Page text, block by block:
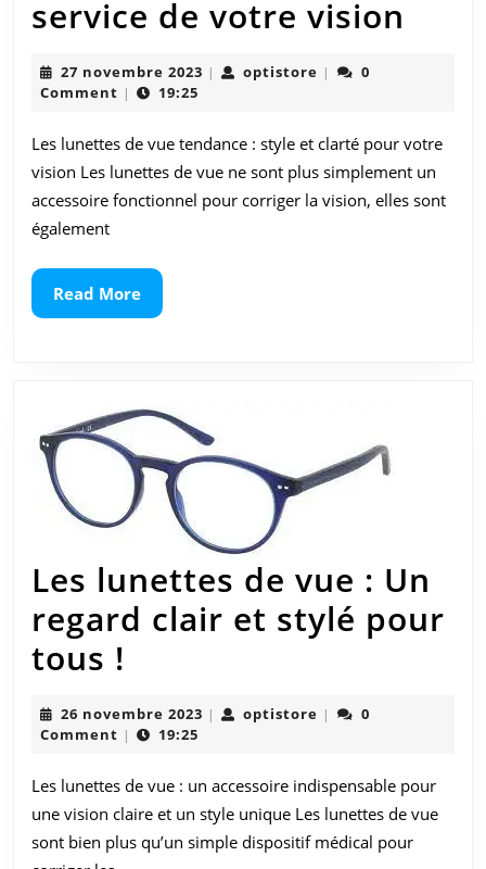
service de votre vision
vue
:
27 novembre 2023 27| optistore optistore
|
0
Comment | 19:25
Les lunettes de vue tendance : style et clarté pour votre
vision Les lunettes de vue ne sont plus simplement un
accessoire fonctionnel pour corriger la vision, elles sont
également
Read MoreRead
More
Les lunettes de vue : Un
regard clair et stylé pour
tous !
lunettes
de
vue
:
Un
26 novembre 2023 26| optistore optistore
|
0
Comment | 19:25
Les lunettes de vue : un accessoire indispensable pour
une vision claire et un style unique Les lunettes de vue
sont bien plus qu’un simple dispositif médical pour